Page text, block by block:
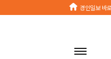
경인일보 바